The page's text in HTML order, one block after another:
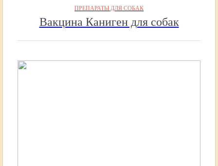
ПРЕПАРАТЫ ДЛЯ СОБАК
Вакцина Каниген для собак